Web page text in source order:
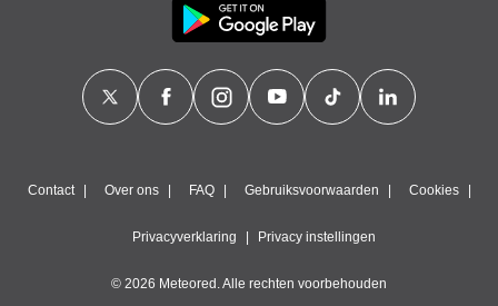
Contact Over ons FAQ Gebruiksvoorwaarden Cookies
Privacyverklaring Privacy instellingen
© 2026 Meteored. Alle rechten voorbehouden